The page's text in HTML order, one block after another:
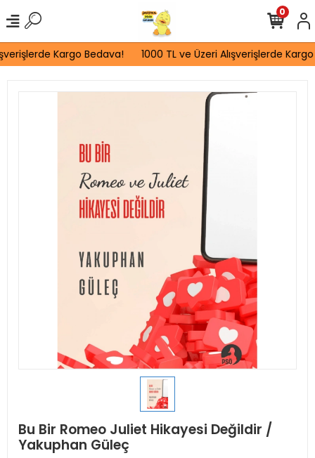
Kargo Bedava! 1000 TL ve Üzeri Alışverişlerde Kargo
0
Bu Bir Romeo Juliet Hikayesi Değildir /
Yakuphan Güleç